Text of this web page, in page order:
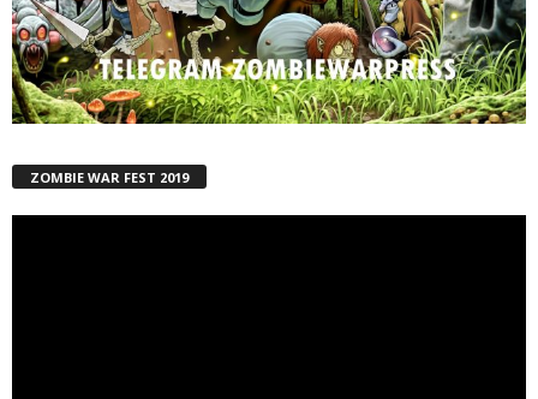
ZOMBIE WAR FEST 2019